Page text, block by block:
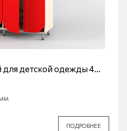
детской одежды 4
ПОДРОБНЕЕ